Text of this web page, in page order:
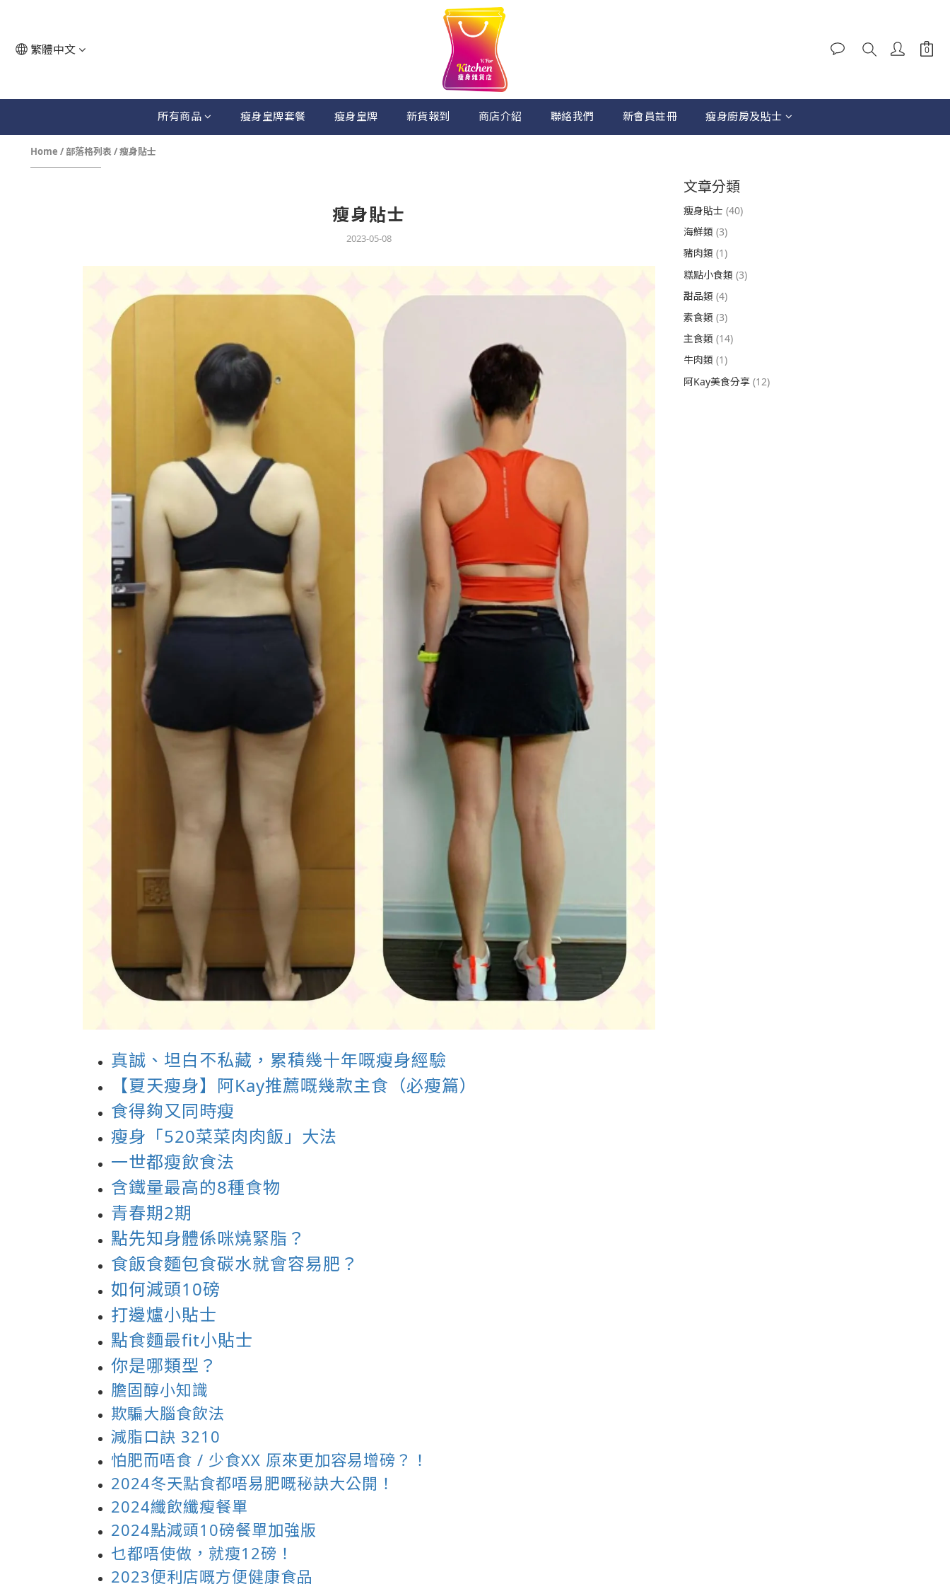
繁體中文
所有商品 瘦身皇牌套餐 瘦身皇牌 新貨報到 商店介紹 聯絡我們 新會員註冊 瘦身廚房及貼士
Home / 部落格列表 /瘦身貼士
瘦身貼士
2023-05-08
真誠、坦白不私藏，累積幾十年嘅瘦身經驗
【夏天瘦身】阿Kay推薦嘅幾款主食（必瘦篇）
食得夠又同時瘦
瘦身「520菜菜肉肉飯」大法
一世都瘦飲食法
含鐵量最高的8種食物
青春期2期
點先知身體係咪燒緊脂？
食飯食麵包食碳水就會容易肥？
如何減頭10磅
打邊爐小貼士
點食麵最fit小貼士
你是哪類型？
膽固醇小知識
欺騙大腦食飲法
減脂口訣 3210
怕肥而唔食 / 少食XX 原來更加容易增磅？！
2024冬天點食都唔易肥嘅秘訣大公開！
2024纖飲纖瘦餐單
2024點減頭10磅餐單加強版
乜都唔使做，就瘦12磅！
2023便利店嘅方便健康食品
文章分類
瘦身貼士 (40)
海鮮類 (3)
豬肉類 (1)
糕點小食類 (3)
甜品類 (4)
素食類 (3)
主食類 (14)
牛肉類 (1)
阿Kay美食分享 (12)